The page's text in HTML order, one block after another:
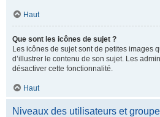
Haut
Que sont les icônes de sujet ?
Les icônes de sujet sont de petites images
d’illustrer le contenu de son sujet. Les
désactiver cette fonctionnalité.
Haut
Niveaux des utilisateurs et